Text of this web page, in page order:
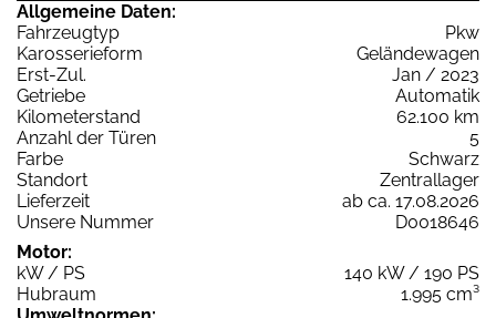
Allgemeine Daten:
Fahrzeugtyp
Pkw
Karosserieform
Geländewagen
Erst-Zul.
Jan / 2023
Getriebe
Automatik
Kilometerstand
62.100 km
Anzahl der Türen
5
Farbe
Schwarz
Standort
Zentrallager
Lieferzeit
ab ca. 17.08.2026
Unsere Nummer
D0018646
Motor:
kW / PS
140 kW / 190 PS
Hubraum
1.995 cm³